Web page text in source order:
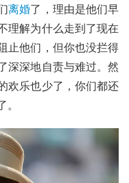
离婚了，理由是他们早
理解为什么走到了现在
止他们，但你也没拦得
深深地自责与难过。然
欢乐也少了，你们都还